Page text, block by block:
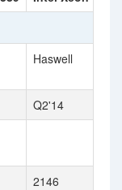
Haswell
Q2'14
2146